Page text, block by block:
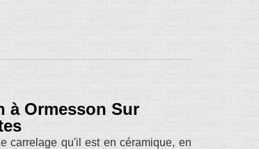
à Ormesson Sur
carrelage qu'il est en céramique, en